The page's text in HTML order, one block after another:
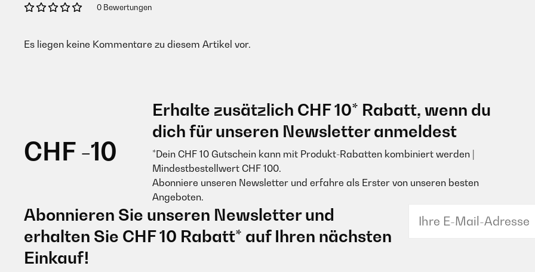
0 Bewertungen
Es liegen keine Kommentare zu diesem Artikel vor.
CHF -10
Erhalte zusätzlich CHF 10* Rabatt, wenn du
dich für unseren Newsletter anmeldest
*Dein CHF 10 Gutschein kann mit Produkt-Rabatten kombiniert werden |
Mindestbestellwert CHF 100.
Abonniere unseren Newsletter und erfahre als Erster von unseren besten
Angeboten.
Abonnieren Sie unseren Newsletter und
erhalten Sie CHF 10 Rabatt* auf Ihren nächsten
Einkauf!